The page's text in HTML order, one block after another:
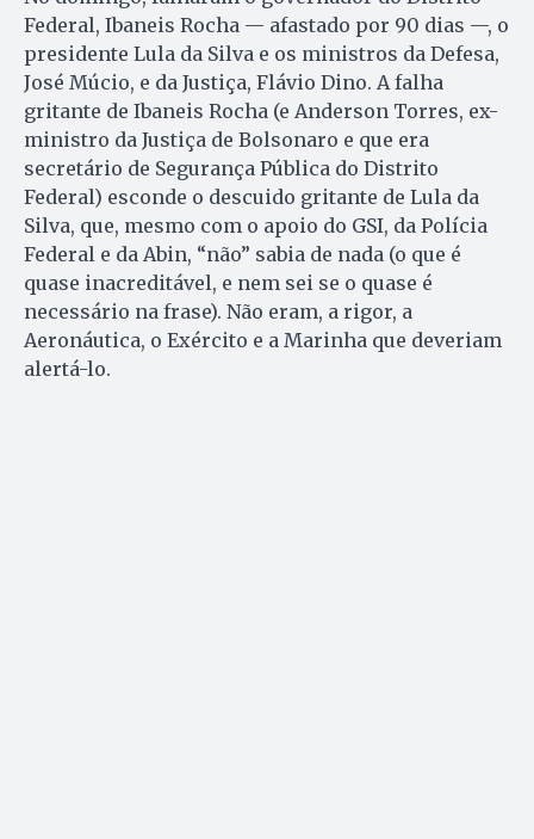
Federal, Ibaneis Rocha — afastado por 90 dias —, o
presidente Lula da Silva e os ministros da Defesa,
José Múcio, e da Justiça, Flávio Dino. A falha
gritante de Ibaneis Rocha (e Anderson Torres, ex-
ministro da Justiça de Bolsonaro e que era
secretário de Segurança Pública do Distrito
Federal) esconde o descuido gritante de Lula da
Silva, que, mesmo com o apoio do GSI, da Polícia
Federal e da Abin, “não” sabia de nada (o que é
quase inacreditável, e nem sei se o quase é
necessário na frase). Não eram, a rigor, a
Aeronáutica, o Exército e a Marinha que deveriam
alertá-lo.